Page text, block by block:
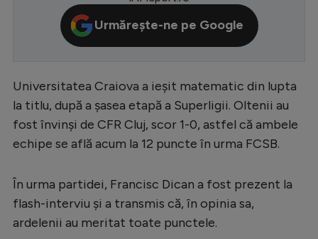
CM 2026
Premier League
Serie A
Bundesliga
Ligue 1
Campionate
Starurile fotbalului
EURO 2024
Urmărește-ne pe Google
Universitatea Craiova a ieșit matematic din lupta
la titlu, după a șasea etapă a Superligii. Oltenii au
fost învinși de CFR Cluj, scor 1-0, astfel că ambele
echipe se află acum la 12 puncte în urma FCSB.
În urma partidei, Francisc Dican a fost prezent la
flash-interviu și a transmis că, în opinia sa,
ardelenii au meritat toate punctele.